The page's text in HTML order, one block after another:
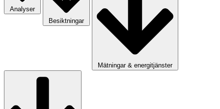
Analyser
Besiktningar
Mätningar & energitjänster